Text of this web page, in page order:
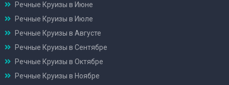
Речные Круизы в Июне
Речные Круизы в Июле
Речные Круизы в Августе
Речные Круизы в Сентябре
Речные Круизы в Октябре
Речные Круизы в Ноябре